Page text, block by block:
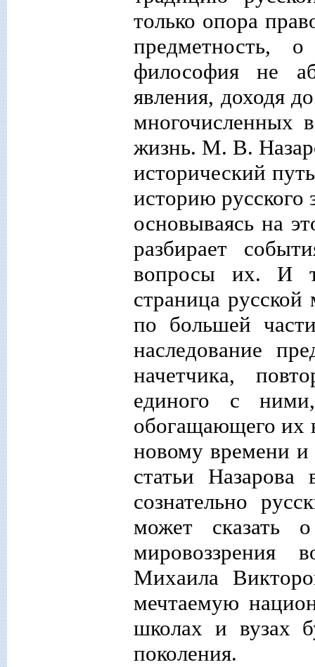
только опора
предметность,
философия не
явления, доходя
многочисленных
жизнь. М. В.
исторический
историю русского
основываясь на
разбирает
вопросы их. И
страница
по большей
наследование
начетчика,
единого с
обогащающего их
новому времени и
статьи
сознательно
может сказать
мировоззрения
Михаила
мечтаемую
школах и вузах
поколения.